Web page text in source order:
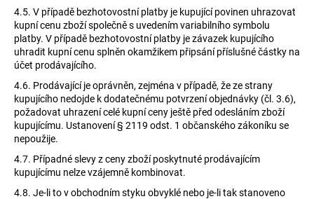
4.5. V případě bezhotovostní platby je kupující povinen uhrazovat
kupní cenu zboží společně s uvedením variabilního symbolu
platby. V případě bezhotovostní platby je závazek kupujícího
uhradit kupní cenu splněn okamžikem připsání příslušné částky na
účet prodávajícího.
4.6. Prodávající je oprávněn, zejména v případě, že ze strany
kupujícího nedojde k dodatečnému potvrzení objednávky (čl. 3.6),
požadovat uhrazení celé kupní ceny ještě před odesláním zboží
kupujícímu. Ustanovení § 2119 odst. 1 občanského zákoníku se
nepoužije.
4.7. Případné slevy z ceny zboží poskytnuté prodávajícím
kupujícímu nelze vzájemně kombinovat.
4.8. Je-li to v obchodním styku obvyklé nebo je-li tak stanoveno